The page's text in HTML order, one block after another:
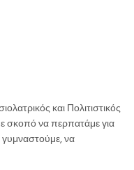
και Πολιτιστικός
σκοπό να περπατάμε για
να